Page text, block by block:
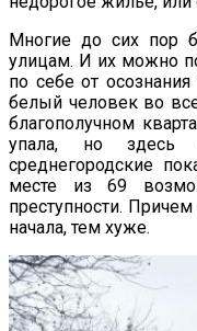
Многие до сих пор
улицам. И их можно
по себе от
белый человек во
благополучном
упала, но здесь
среднегородские
месте из 69
преступности.
начала, тем хуже.